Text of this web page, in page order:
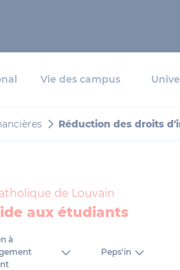
Vie des campus
Réduction des droits
de Louvain
aux étudiants
à
Peps'in